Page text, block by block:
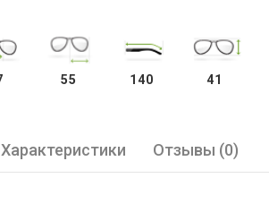
55 140 41
Характеристики Отзывы (0)